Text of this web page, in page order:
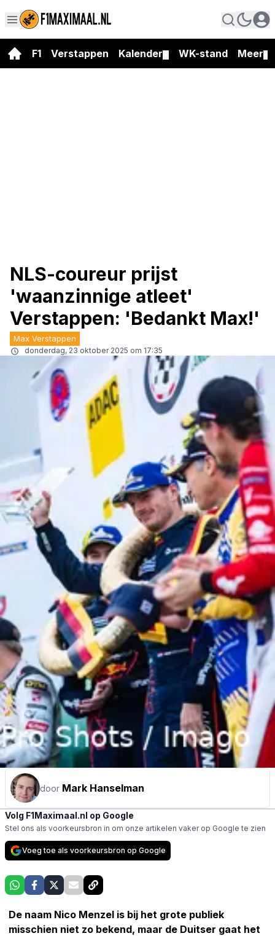
F1 Verstappen Kalender WK-stand Meer
NLS-coureur prijst
'waanzinnige atleet'
Verstappen: 'Bedankt Max!'
Max Verstappen
donderdag, 23 oktober 2025 om 17:35
door Mark Hanselman
Volg F1Maximaal.nl op Google
Stel ons als voorkeursbron in om onze artikelen vaker op Google te zien
Voeg toe als voorkeursbron op Google
De naam Nico Menzel is bij het grote publiek
misschien niet zo bekend, maar de Duitser gaat het